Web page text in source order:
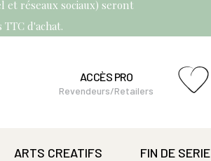
et réseaux sociaux) seront
d'achat.
ACCÈS PRO
Revendeurs/Retailers
ARTS CREATIFS FIN DE SERIE